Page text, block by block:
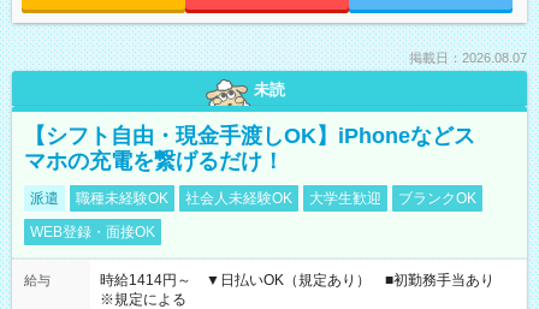
掲載日：2026.08.07
未読
【シフト自由・現金手渡しOK】iPhoneなどス
マホの充電を繋げるだけ！
派遣 職種未経験OK 社会人未経験OK 大学生歓迎
ブランクOK
WEB登録・面接OK
給与
時給1414円～ ▼日払いOK（規定あり） ■初勤務手当あり
※規定による